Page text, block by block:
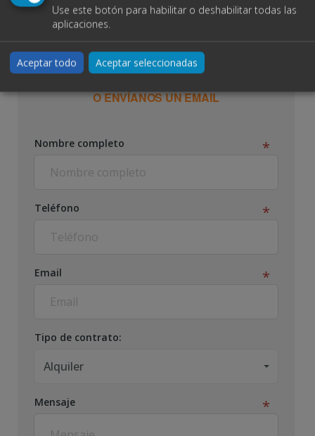
O ENVÍANOS UN EMAIL
Nombre completo
Teléfono
Email
Tipo de contrato:
Alquiler
Mensaje
Use este botón para habilitar o deshabilitar todas las
aplicaciones.
Aceptar todo Aceptar seleccionadas